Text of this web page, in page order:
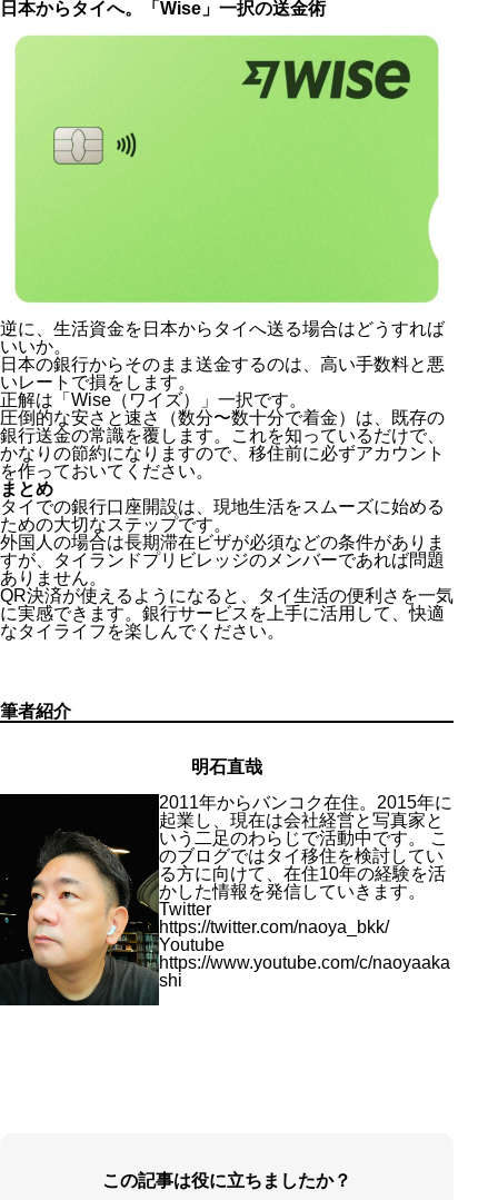
日本からタイへ。「Wise」一択の送金術
逆に、生活資金を日本からタイへ送る場合はどうすれば
いいか。
日本の銀行からそのまま送金するのは、高い手数料と悪
いレートで損をします。
正解は「Wise（ワイズ）」一択です。
圧倒的な安さと速さ（数分〜数十分で着金）は、既存の
銀行送金の常識を覆します。これを知っているだけで、
かなりの節約になりますので、移住前に必ずアカウント
を作っておいてください。
まとめ
タイでの銀行口座開設は、現地生活をスムーズに始める
ための大切なステップです。
外国人の場合は長期滞在ビザが必須などの条件がありま
すが、タイランドプリビレッジのメンバーであれば問題
ありません。
QR決済が使えるようになると、タイ生活の便利さを一気
に実感できます。銀行サービスを上手に活用して、快適
なタイライフを楽しんでください。
筆者紹介
明石直哉
2011年からバンコク在住。2015年に
起業し、現在は会社経営と写真家と
いう二足のわらじで活動中です。 こ
のブログではタイ移住を検討してい
る方に向けて、在住10年の経験を活
かした情報を発信していきます。
Twitter
https://twitter.com/naoya_bkk/
Youtube
https://www.youtube.com/c/naoyaaka
shi
この記事は役に立ちましたか？